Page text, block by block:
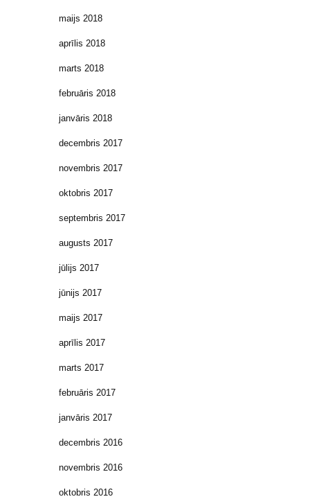
maijs 2018
aprīlis 2018
marts 2018
februāris 2018
janvāris 2018
decembris 2017
novembris 2017
oktobris 2017
septembris 2017
augusts 2017
jūlijs 2017
jūnijs 2017
maijs 2017
aprīlis 2017
marts 2017
februāris 2017
janvāris 2017
decembris 2016
novembris 2016
oktobris 2016